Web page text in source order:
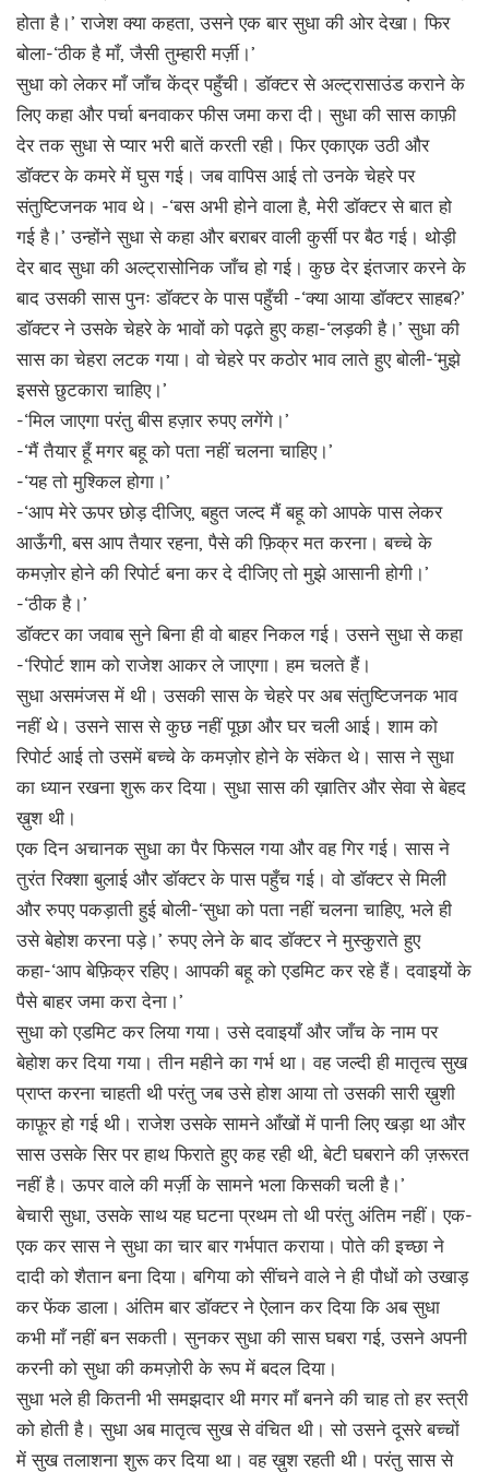
होता है।’ राजेश क्या कहता, उसने एक बार सुधा की ओर देखा। फिर
बोला-‘ठीक है माँ, जैसी तुम्हारी मर्ज़ी।’
सुधा को लेकर माँ जाँच केंद्र पहुँची। डाॅक्टर से अल्ट्रासाउंड कराने के
लिए कहा और पर्चा बनवाकर फीस जमा करा दी। सुधा की सास काफ़ी
देर तक सुधा से प्यार भरी बातें करती रही। फिर एकाएक उठी और
डाॅक्टर के कमरे में घुस गई। जब वापिस आई तो उनके चेहरे पर
संतुष्टिजनक भाव थे। -‘बस अभी होने वाला है, मेरी डाॅक्टर से बात हो
गई है।’ उन्होंने सुधा से कहा और बराबर वाली कुर्सी पर बैठ गई। थोड़ी
देर बाद सुधा की अल्ट्रासोनिक जाँच हो गई। कुछ देर इंतजार करने के
बाद उसकी सास पुनः डाॅक्टर के पास पहुँची -‘क्या आया डाॅक्टर साहब?’
डाॅक्टर ने उसके चेहरे के भावों को पढ़ते हुए कहा-‘लड़की है।’ सुधा की
सास का चेहरा लटक गया। वो चेहरे पर कठोर भाव लाते हुए बोली-‘मुझे
इससे छुटकारा चाहिए।’
-‘मिल जाएगा परंतु बीस हज़ार रुपए लगेंगे।’
-‘मैं तैयार हूँ मगर बहू को पता नहीं चलना चाहिए।’
-‘यह तो मुश्किल होगा।’
-‘आप मेरे ऊपर छोड़ दीजिए, बहुत जल्द मैं बहू को आपके पास लेकर
आऊँगी, बस आप तैयार रहना, पैसे की फ़िक्र मत करना। बच्चे के
कमज़ोर होने की रिपोर्ट बना कर दे दीजिए तो मुझे आसानी होगी।’
-‘ठीक है।’
डाॅक्टर का जवाब सुने बिना ही वो बाहर निकल गई। उसने सुधा से कहा
-‘रिपोर्ट शाम को राजेश आकर ले जाएगा। हम चलते हैं।
सुधा असमंजस में थी। उसकी सास के चेहरे पर अब संतुष्टिजनक भाव
नहीं थे। उसने सास से कुछ नहीं पूछा और घर चली आई। शाम को
रिपोर्ट आई तो उसमें बच्चे के कमज़ोर होने के संकेत थे। सास ने सुधा
का ध्यान रखना शुरू कर दिया। सुधा सास की ख़ातिर और सेवा से बेहद
ख़ुश थी।
एक दिन अचानक सुधा का पैर फिसल गया और वह गिर गई। सास ने
तुरंत रिक्शा बुलाई और डाॅक्टर के पास पहुँच गई। वो डाॅक्टर से मिली
और रुपए पकड़ाती हुई बोली-‘सुधा को पता नहीं चलना चाहिए, भले ही
उसे बेहोश करना पड़े।’ रुपए लेने के बाद डाॅक्टर ने मुस्कुराते हुए
कहा-‘आप बेफ़िक्र रहिए। आपकी बहू को एडमिट कर रहे हैं। दवाइयों के
पैसे बाहर जमा करा देना।’
सुधा को एडमिट कर लिया गया। उसे दवाइयाँ और जाँच के नाम पर
बेहोश कर दिया गया। तीन महीने का गर्भ था। वह जल्दी ही मातृत्व सुख
प्राप्त करना चाहती थी परंतु जब उसे होश आया तो उसकी सारी ख़ुशी
काफ़ूर हो गई थी। राजेश उसके सामने आँखों में पानी लिए खड़ा था और
सास उसके सिर पर हाथ फिराते हुए कह रही थी, बेटी घबराने की ज़रूरत
नहीं है। ऊपर वाले की मर्ज़ी के सामने भला किसकी चली है।’
बेचारी सुधा, उसके साथ यह घटना प्रथम तो थी परंतु अंतिम नहीं। एक-
एक कर सास ने सुधा का चार बार गर्भपात कराया। पोते की इच्छा ने
दादी को शैतान बना दिया। बगिया को सींचने वाले ने ही पौधों को उखाड़
कर फेंक डाला। अंतिम बार डाॅक्टर ने ऐलान कर दिया कि अब सुधा
कभी माँ नहीं बन सकती। सुनकर सुधा की सास घबरा गई, उसने अपनी
करनी को सुधा की कमज़ोरी के रूप में बदल दिया।
सुधा भले ही कितनी भी समझदार थी मगर माँ बनने की चाह तो हर स्त्री
को होती है। सुधा अब मातृत्व सुख से वंचित थी। सो उसने दूसरे बच्चों
में सुख तलाशना शुरू कर दिया था। वह ख़ुश रहती थी। परंतु सास से